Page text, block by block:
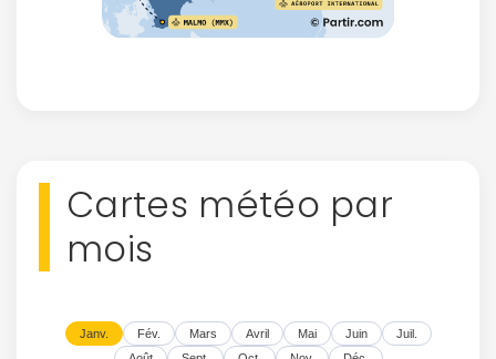
Cartes météo par
mois
Janv. Fév. Mars Avril Mai Juin
Juil.